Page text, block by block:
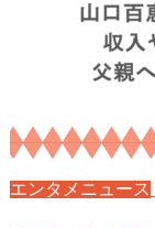
エンタメニュース